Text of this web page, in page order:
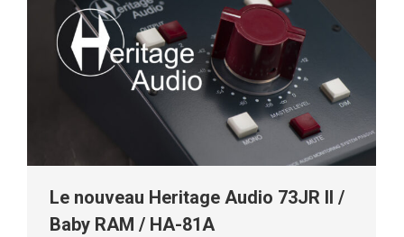
Le nouveau Heritage Audio 73JR II /
Baby RAM / HA-81A